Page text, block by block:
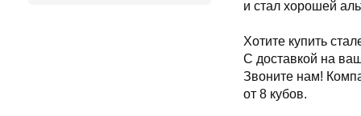
и стал хорошей
Хотите купить
С доставкой на
Звоните нам!
от 8 кубов.